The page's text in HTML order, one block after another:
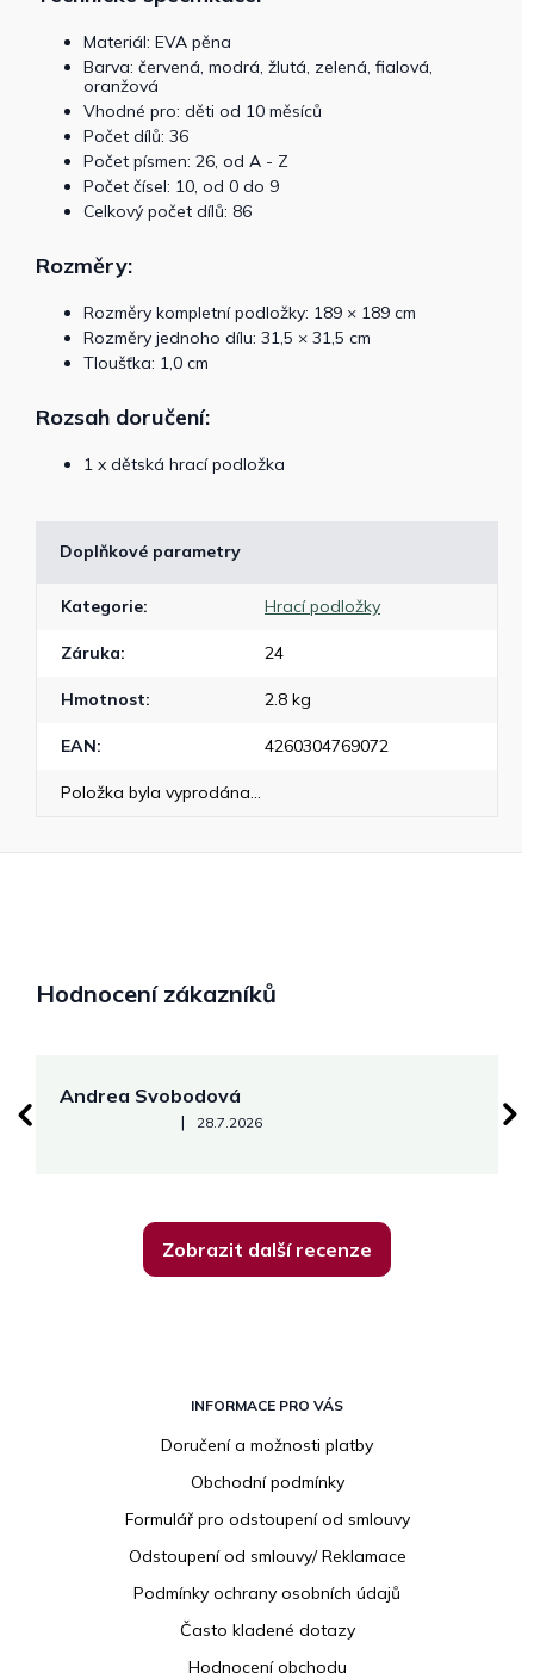
Materiál: EVA pěna
Barva: červená, modrá, žlutá, zelená, fialová,
oranžová
Vhodné pro: děti od 10 měsíců
Počet dílů: 36
Počet písmen: 26, od A - Z
Počet čísel: 10, od 0 do 9
Celkový počet dílů: 86
Rozměry:
Rozměry kompletní podložky: 189 × 189 cm
Rozměry jednoho dílu: 31,5 × 31,5 cm
Tloušťka: 1,0 cm
Rozsah doručení:
1 x dětská hrací podložka
Doplňkové parametry
Kategorie: Hrací podložky
Záruka: 24
Hmotnost: 2.8 kg
EAN: 4260304769072
Položka byla vyprodána…
Hodnocení zákazníků
Andrea Svobodová
Hodnocení obchodu je 5 z 5 hvězdiček.
| 28.7.2026
Zobrazit další recenze
INFORMACE PRO VÁS
Doručení a možnosti platby
Obchodní podmínky
Formulář pro odstoupení od smlouvy
Odstoupení od smlouvy/ Reklamace
Podmínky ochrany osobních údajů
Často kladené dotazy
Hodnocení obchodu